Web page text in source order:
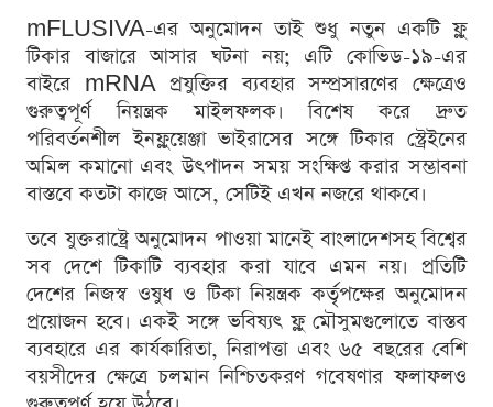
mFLUSIVA-এর অনুমোদন তাই শুধু নতুন একটি ফ্লু
টিকার বাজারে আসার ঘটনা নয়; এটি কোভিড-১৯-এর
বাইরে mRNA প্রযুক্তির ব্যবহার সম্প্রসারণের ক্ষেত্রেও
গুরুত্বপূর্ণ নিয়ন্ত্রক মাইলফলক। বিশেষ করে দ্রুত
পরিবর্তনশীল ইনফ্লুয়েঞ্জা ভাইরাসের সঙ্গে টিকার স্ট্রেইনের
অমিল কমানো এবং উৎপাদন সময় সংক্ষিপ্ত করার সম্ভাবনা
বাস্তবে কতটা কাজে আসে, সেটিই এখন নজরে থাকবে।
তবে যুক্তরাষ্ট্রে অনুমোদন পাওয়া মানেই বাংলাদেশসহ বিশ্বের
সব দেশে টিকাটি ব্যবহার করা যাবে এমন নয়। প্রতিটি
দেশের নিজস্ব ওষুধ ও টিকা নিয়ন্ত্রক কর্তৃপক্ষের অনুমোদন
প্রয়োজন হবে। একই সঙ্গে ভবিষ্যৎ ফ্লু মৌসুমগুলোতে বাস্তব
ব্যবহারে এর কার্যকারিতা, নিরাপত্তা এবং ৬৫ বছরের বেশি
বয়সীদের ক্ষেত্রে চলমান নিশ্চিতকরণ গবেষণার ফলাফলও